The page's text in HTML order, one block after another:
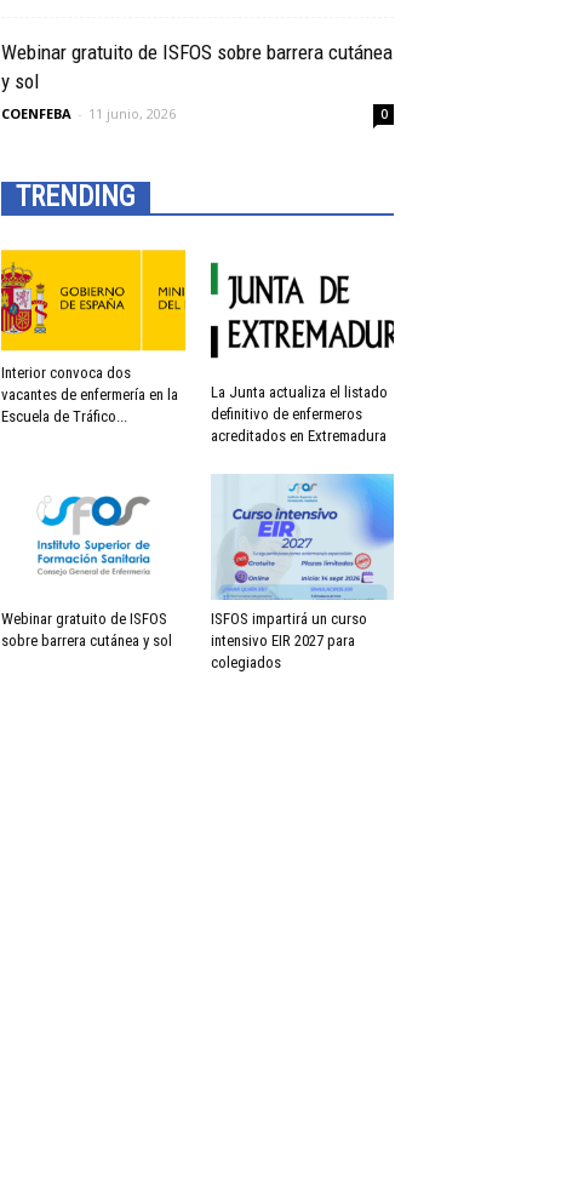
Webinar gratuito de ISFOS sobre barrera cutánea
y sol
COENFEBA - 11 junio, 2026 0
TRENDING
Interior convoca dos
vacantes de enfermería en la
Escuela de Tráfico...
La Junta actualiza el listado
definitivo de enfermeros
acreditados en Extremadura
Webinar gratuito de ISFOS
sobre barrera cutánea y sol
ISFOS impartirá un curso
intensivo EIR 2027 para
colegiados